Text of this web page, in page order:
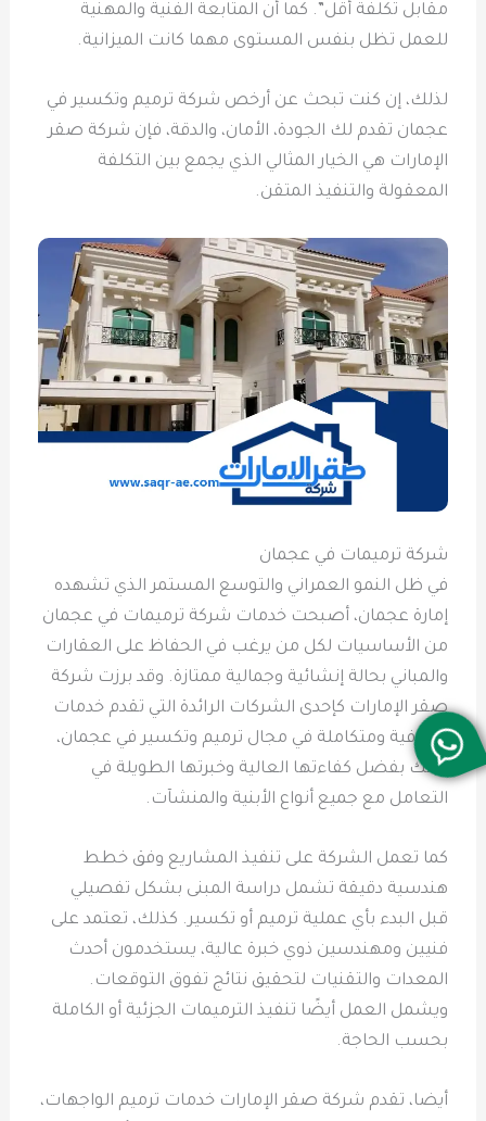
مقابل تكلفة أقل”. كما أن المتابعة الفنية والمهنية
للعمل تظل بنفس المستوى مهما كانت الميزانية.
لذلك، إن كنت تبحث عن أرخص شركة ترميم وتكسير في
عجمان تقدم لك الجودة، الأمان، والدقة، فإن شركة صقر
الإمارات هي الخيار المثالي الذي يجمع بين التكلفة
المعقولة والتنفيذ المتقن.
شركة ترميمات في عجمان
في ظل النمو العمراني والتوسع المستمر الذي تشهده
إمارة عجمان، أصبحت خدمات شركة ترميمات في عجمان
من الأساسيات لكل من يرغب في الحفاظ على العقارات
والمباني بحالة إنشائية وجمالية ممتازة. وقد برزت شركة
صقر الإمارات كإحدى الشركات الرائدة التي تقدم خدمات
احترافية ومتكاملة في مجال ترميم وتكسير في عجمان،
وذلك بفضل كفاءتها العالية وخبرتها الطويلة في
التعامل مع جميع أنواع الأبنية والمنشآت.
كما تعمل الشركة على تنفيذ المشاريع وفق خطط
هندسية دقيقة تشمل دراسة المبنى بشكل تفصيلي
قبل البدء بأي عملية ترميم أو تكسير. كذلك، تعتمد على
فنيين ومهندسين ذوي خبرة عالية، يستخدمون أحدث
المعدات والتقنيات لتحقيق نتائج تفوق التوقعات.
ويشمل العمل أيضًا تنفيذ الترميمات الجزئية أو الكاملة
بحسب الحاجة.
أيضا، تقدم شركة صقر الإمارات خدمات ترميم الواجهات،